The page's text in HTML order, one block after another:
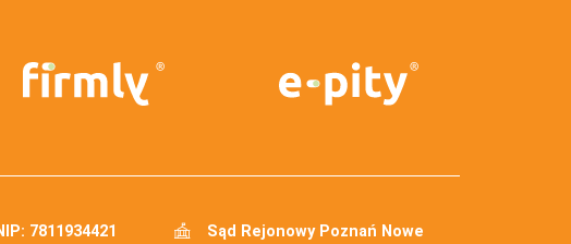
7811934421
Sąd Rejonowy Poznań Nowe